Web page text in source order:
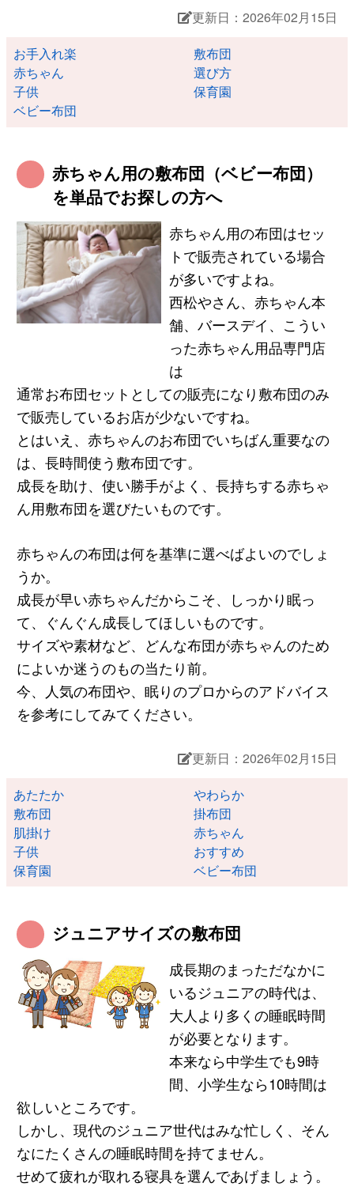
更新日：2026年02月15日
お手入れ楽
敷布団
赤ちゃん
選び方
子供
保育園
ベビー布団
赤ちゃん用の敷布団（ベビー布団）
を単品でお探しの方へ
赤ちゃん用の布団はセッ
トで販売されている場合
が多いですよね。
西松やさん、赤ちゃん本
舗、バースデイ、こうい
った赤ちゃん用品専門店
は
通常お布団セットとしての販売になり敷布団のみ
で販売しているお店が少ないですね。
とはいえ、赤ちゃんのお布団でいちばん重要なの
は、長時間使う敷布団です。
成長を助け、使い勝手がよく、長持ちする赤ちゃ
ん用敷布団を選びたいものです。
赤ちゃんの布団は何を基準に選べばよいのでしょ
うか。
成長が早い赤ちゃんだからこそ、しっかり眠っ
て、ぐんぐん成長してほしいものです。
サイズや素材など、どんな布団が赤ちゃんのため
によいか迷うのもの当たり前。
今、人気の布団や、眠りのプロからのアドバイス
を参考にしてみてください。
更新日：2026年02月15日
あたたか
やわらか
敷布団
掛布団
肌掛け
赤ちゃん
子供
おすすめ
保育園
ベビー布団
ジュニアサイズの敷布団
成長期のまっただなかに
いるジュニアの時代は、
大人より多くの睡眠時間
が必要となります。
本来なら中学生でも9時
間、小学生なら10時間は
欲しいところです。
しかし、現代のジュニア世代はみな忙しく、そん
なにたくさんの睡眠時間を持てません。
せめて疲れが取れる寝具を選んであげましょう。